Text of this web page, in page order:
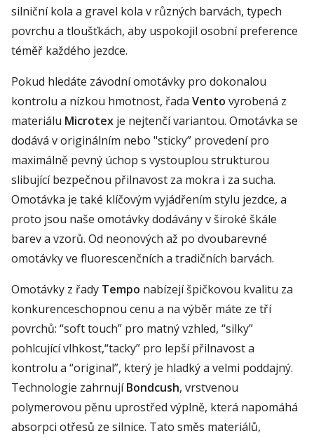
silniční kola a gravel kola v různých barvách, typech
povrchu a tloušťkách, aby uspokojil osobní preference
téměř každého jezdce.
Pokud hledáte závodníomotávky pro dokonalou
kontrolu a nízkou hmotnost, řada Vento vyrobená z
materiálu Microtex je nejtenčívariantou. Omotávka se
dodává v originálním nebo "sticky” provedení pro
maximálně pevný úchop s vystouplou strukturou
slibující bezpečnou přilnavost za mokra i za sucha.
Omotávka je také klíčovým vyjádřením stylu jezdce, a
proto jsou naše omotávkydodáványvširoké škále
barev a vzorů. Od neonových až po dvoubarevné
omotávky ve fluorescenčních a tradičních barvách.
Omotávky z řady Tempo nabízejíšpičkovou kvalitu za
konkurenceschopnou cenu a na výběr máte ze tří
povrchů: “softtouch” pro matný vzhled, “silky”
pohlcující vlhkost,“tacky” pro lepší přilnavost a
kontrolu a “original”, který je hladký a velmi poddajný.
Technologie zahrnujíBondcush, vrstvenou
polymerovou pěnu uprostřed výplně, která napomáhá
absorpci otřesů ze silnice. Tato směs materiálů,